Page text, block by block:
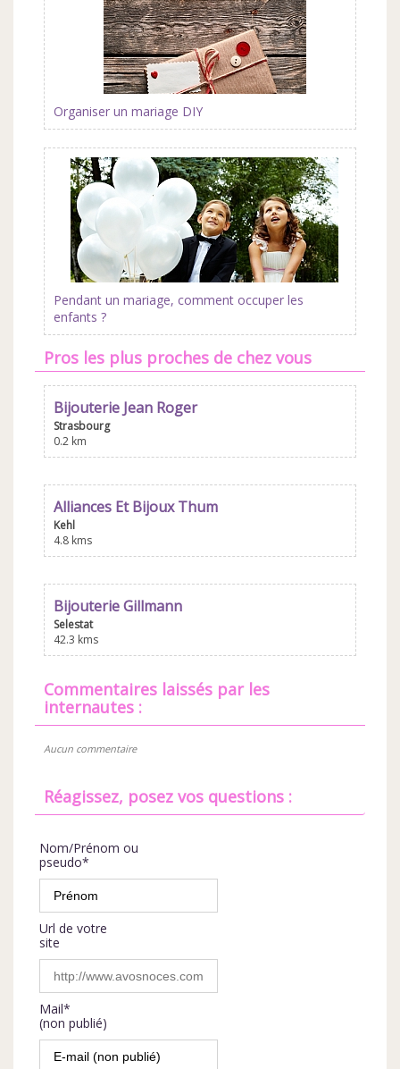
Organiser un mariage DIY
Pendant un mariage, comment occuper les
enfants ?
Pros les plus proches de chez vous
Bijouterie Jean Roger
Strasbourg
0.2 km
Alliances Et Bijoux Thum
Kehl
4.8 kms
Bijouterie Gillmann
Selestat
42.3 kms
commentaires laissés par les
internautes :
Aucun commentaire
Réagissez, posez vos questions :
Nom/Prénom ou
pseudo*
Url de votre
site
Mail*
(non publié)